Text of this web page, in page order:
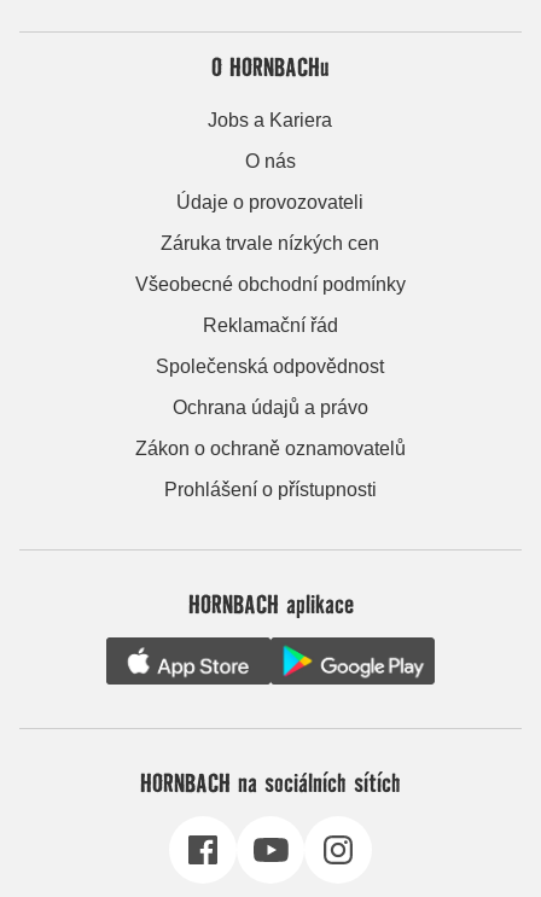
O HORNBACHu
Jobs a Kariera
O nás
Údaje o provozovateli
Záruka trvale nízkých cen
Všeobecné obchodní podmínky
Reklamační řád
Společenská odpovědnost
Ochrana údajů a právo
Zákon o ochraně oznamovatelů
Prohlášení o přístupnosti
HORNBACH aplikace
HORNBACH na sociálních sítích